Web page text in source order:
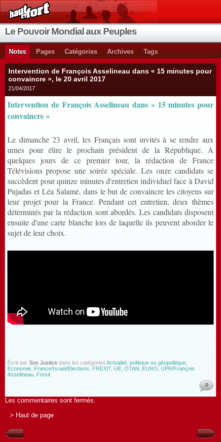
Le Pouvoir Mondial aux Peuples
Notes Pages Catégories Archives Tags
Intervention de François Asselineau dans « 15 minutes pour
convaincre », le 20 avril 2017
21/04/2017
Intervention de François Asselineau dans « 15 minutes pour
convaincre »
Le dimanche 23 avril, les Français sont invités à se rendre aux
urnes pour élire le prochain président de la République. A
quelques jours de ce premier tour, la rédaction de France
Télévisions propose une soirée spéciale. Les onze candidats se
succèdent pour quinze minutes d'entretien individuel face à David
Pujadas et Léa Salamé, dans le but de convaincre les citoyens sur
leur projet pour la France. Pendant cet entretien, deux thèmes
déterminés par la rédaction sont abordés. Les candidats disposent
ensuite d'une carte blanche lors de laquelle ils peuvent aborder le
sujet de leur choix.
Écrit par Sos Justice dans les catégories Actualité, politique ou géopolitique,
Economie France/Israël/Elections FREXIT, UE, OTAN, EURO UPR/François
Asselineau, Frexit
0
Les commentaires sont fermés.
> Haut de page